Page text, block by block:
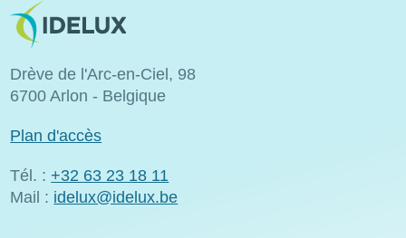
Image
Drève de l'Arc-en-Ciel, 98
6700 Arlon - Belgique
Plan d'accès
Tél. : +32 63 23 18 11
Mail : idelux@idelux.be